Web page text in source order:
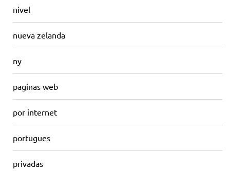
nivel
nueva zelanda
ny
paginas web
por internet
portugues
privadas